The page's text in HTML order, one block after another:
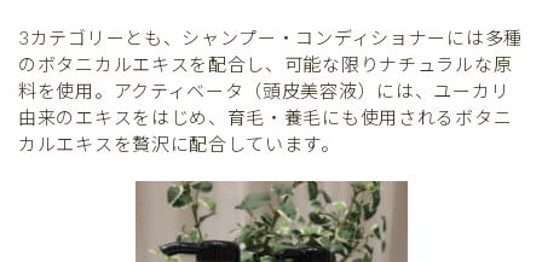
3カテゴリーとも、シャンプー・コンディショナーには多種
のボタニカルエキスを配合し、可能な限りナチュラルな原
料を使用。アクティベータ（頭皮美容液）には、ユーカリ
由来のエキスをはじめ、育毛・養毛にも使用されるボタニ
カルエキスを贅沢に配合しています。